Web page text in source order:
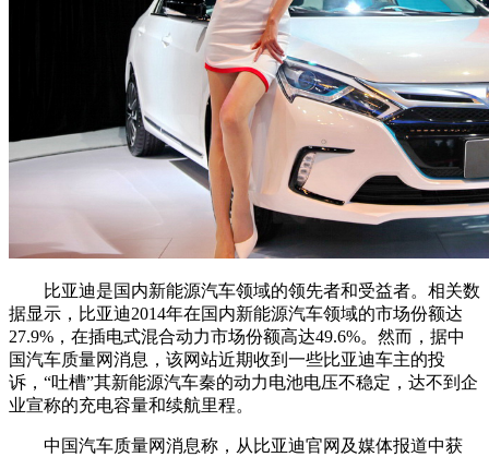
比亚迪是国内新能源汽车领域的领先者和受益者。相关数
据显示，比亚迪2014年在国内新能源汽车领域的市场份额达
27.9%，在插电式混合动力市场份额高达49.6%。然而，据中
国汽车质量网消息，该网站近期收到一些比亚迪车主的投
诉，“吐槽”其新能源汽车秦的动力电池电压不稳定，达不到企
业宣称的充电容量和续航里程。
中国汽车质量网消息称，从比亚迪官网及媒体报道中获